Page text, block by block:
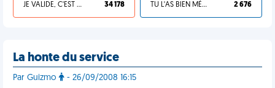
JE VALIDE, C'EST UNE VDM 34 178 TU L'AS BIEN MÉRITÉ 2 676
La honte du service
Par Guizmo - 26/09/2008 16:15